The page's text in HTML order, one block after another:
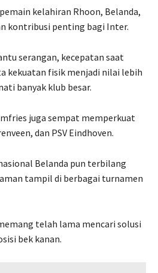
kelahiran Rhoon, Belanda,
kontribusi penting bagi Inter.
serangan, kecepatan saat
kekuatan fisik menjadi nilai lebih
banyak klub besar.
juga sempat memperkuat
dan PSV Eindhoven.
Belanda pun terbilang
tampil di berbagai turnamen
telah lama mencari solusi
bek kanan.